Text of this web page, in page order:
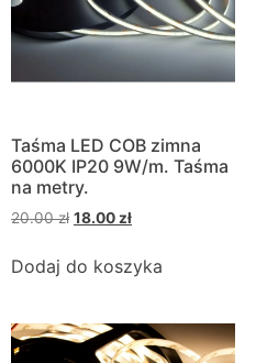
Taśma LED COB zimna
6000K IP20 9W/m. Taśma
na metry.
20.00zł 18.00 zł
Dodaj do koszyka